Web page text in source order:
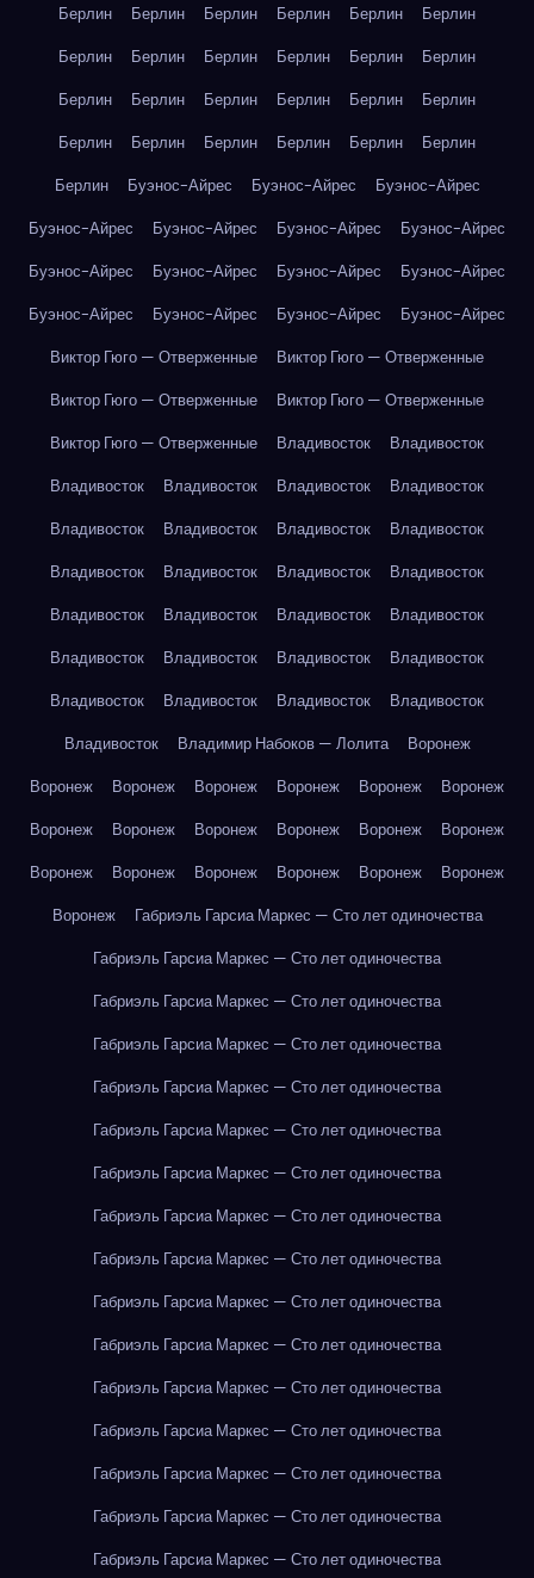
Берлин Берлин Берлин Берлин Берлин
Берлин
Берлин
Берлин Берлин Берлин Берлин
Берлин
Берлин
Берлин Берлин Берлин Берлин
Берлин
Берлин
Берлин Берлин Берлин Берлин
Берлин
Берлин
Буэнос-Айрес Буэнос-Айрес
Буэнос-Айрес
Буэнос-Айрес
Буэнос-Айрес Буэнос-Айрес
Буэнос-Айрес
Буэнос-Айрес
Буэнос-Айрес Буэнос-Айрес
Буэнос-Айрес
Буэнос-Айрес
Буэнос-Айрес Буэнос-Айрес
Буэнос-Айрес
Виктор Гюго — Отверженные
Виктор Гюго — Отверженные
Виктор Гюго — Отверженные
Виктор Гюго — Отверженные
Виктор Гюго — Отверженные
Владивосток
Владивосток
Владивосток
Владивосток Владивосток
Владивосток
Владивосток
Владивосток Владивосток
Владивосток
Владивосток
Владивосток Владивосток
Владивосток
Владивосток
Владивосток Владивосток
Владивосток
Владивосток
Владивосток Владивосток
Владивосток
Владивосток
Владивосток Владивосток
Владивосток
Владивосток
Владимир Набоков — Лолита
Воронеж
Воронеж
Воронеж Воронеж Воронеж Воронеж
Воронеж
Воронеж
Воронеж Воронеж Воронеж Воронеж
Воронеж
Воронеж
Воронеж Воронеж Воронеж Воронеж
Воронеж
Воронеж
Габриэль Гарсиа Маркес — Сто лет одиночества
Габриэль Гарсиа Маркес — Сто лет одиночества
Габриэль Гарсиа Маркес — Сто лет одиночества
Габриэль Гарсиа Маркес — Сто лет одиночества
Габриэль Гарсиа Маркес — Сто лет одиночества
Габриэль Гарсиа Маркес — Сто лет одиночества
Габриэль Гарсиа Маркес — Сто лет одиночества
Габриэль Гарсиа Маркес — Сто лет одиночества
Габриэль Гарсиа Маркес — Сто лет одиночества
Габриэль Гарсиа Маркес — Сто лет одиночества
Габриэль Гарсиа Маркес — Сто лет одиночества
Габриэль Гарсиа Маркес — Сто лет одиночества
Габриэль Гарсиа Маркес — Сто лет одиночества
Габриэль Гарсиа Маркес — Сто лет одиночества
Габриэль Гарсиа Маркес — Сто лет одиночества
Габриэль Гарсиа Маркес — Сто лет одиночества